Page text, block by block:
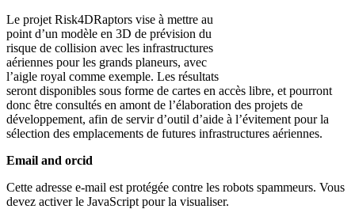
Le projet Risk4DRaptors vise à mettre au
point d’un modèle en 3D de prévision du
risque de collision avec les infrastructures
aériennes pour les grands planeurs, avec
l’aigle royal comme exemple. Les résultats
seront disponibles sous forme de cartes en accès libre, et pourront
donc être consultés en amont de l’élaboration des projets de
développement, afin de servir d’outil d’aide à l’évitement pour la
sélection des emplacements de futures infrastructures aériennes.
Email and orcid
Cette adresse e-mail est protégée contre les robots spammeurs. Vous
devez activer le JavaScript pour la visualiser.